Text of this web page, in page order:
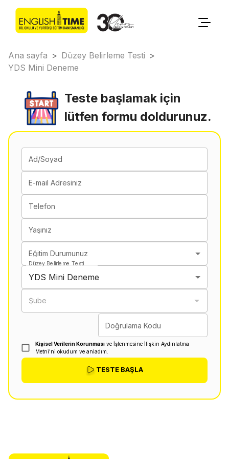
Ana sayfa > Düzey Belirleme Testi >
YDS Mini Deneme
Teste başlamak için
lütfen formu doldurunuz.
Ad/Soyad
E-mail Adresiniz
Telefon
Yaşınız
Eğitim Durumunuz
Düzey Belirleme Testi
YDS Mini Deneme
Şube
Doğrulama Kodu
Kişisel Verilerin Korunması ve İşlenmesine İlişkin Aydınlatma
Metni'ni okudum ve anladım.
TESTE BAŞLA